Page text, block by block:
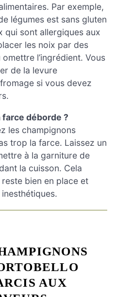
Par exemple,
légumes est sans gluten
qui sont allergiques aux
les noix par des
l’ingrédient. Vous
de la levure
si vous devez
déborde ?
les champignons
trop la farce. Laissez un
à la garniture de
la cuisson. Cela
bien en place et
AUX